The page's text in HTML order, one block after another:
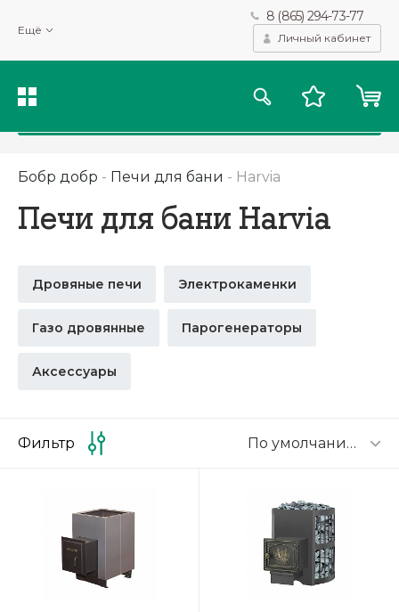
Ещё
8 (865) 294-73-77
Личный кабинет
Бобр добр - Печи для бани - Harvia
Печи для бани Harvia
Дровяные печи Электрокаменки
Газо дровянные Парогенераторы
Аксессуары
По умолчанию
Фильтр
Мы используем файлы cookie и другие подобные технологии
для получения данных с целью сбора статистики, повышения
качества рекомендаций и предоставления вам возможности
персонализированного просмотра.Подробнее